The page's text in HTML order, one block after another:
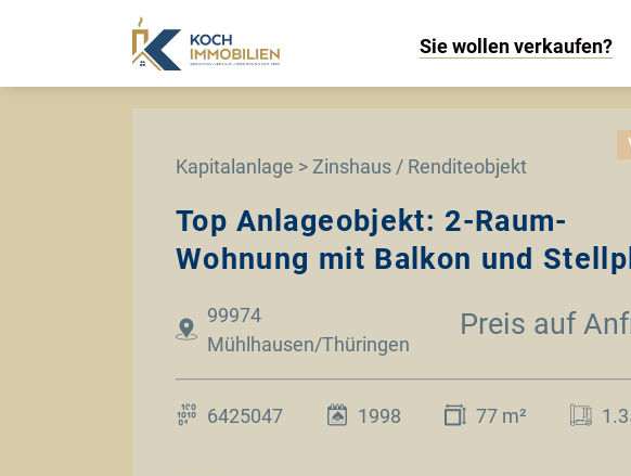
Sie wollen verkaufen?
Kapitalanlage > Zinshaus / Renditeobjekt
Top Anlageobjekt: 2-Raum-
Wohnung mit Balkon und
99974
Mühlhausen/Thüringen
Preis auf
6425047 1998 77 m²